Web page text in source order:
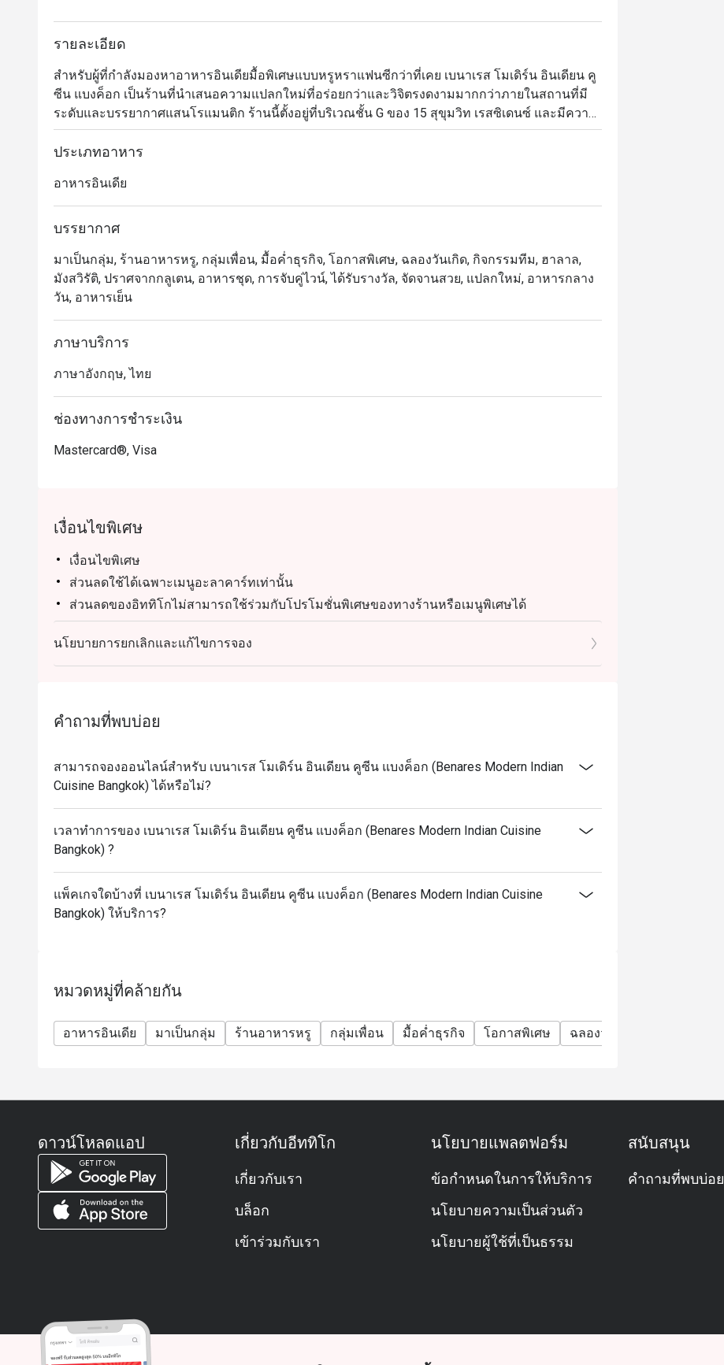
รายละเอียด
สำหรับผู้ที่กำลังมองหาอาหารอินเดียมื้อพิเศษแบบหรูหราแฟนซีกว่าที่เคย เบนาเรส โมเดิร์น อินเดียน คู
ซีน แบงค็อก เป็นร้านที่นำเสนอความแปลกใหม่ที่อร่อยกว่าและวิจิตรงดงามมากกว่าภายในสถานที่มี
ระดับและบรรยากาศแสนโรแมนติก ร้านนี้ตั้งอยู่ที่บริเวณชั้น G ของ 15 สุขุมวิท เรสซิเดนซ์ และมีความ
เชี่ยวชาญในอาหารอินเดียสมัยใหม่มาก โดยได้รับเรตติ้งระดับห้าดาวจากลูกค้าที่เคยไปทาน ทั้งในเรื่อง
อาหาร บรรยากาศ และการบริการ
เมนูของเบเนเรสนั้นได้รับแรงบันดาลใจมาจากวิธีการปรุงแบบอาหารโมเลกุล ซึ่งประยุกต์หลักการทาง
วิทยาศาสตร์ เคมีและฟิสิกส์มาใช้ประกอบการทำอาหารเพื่อสร้างรูปแบบที่ตื่นตาและแปลกใหม่ แต่ถึง
กระนั้นก็ยังสามารถพาคุณย้อนเวลากลับไปสัมผัสกับกลิ่นอายของอาหารอินเดียดั้งเดิมจากยุคก่อนหน้า
ประหลาดใจจนสามารถสัมผัสได้ชัดเจนตั้งแต่คำแรก นอกจากนี้อาหารของเบนาเรสยังประดับจัดจาน
ประเภทอาหาร
อาหารอินเดีย
บรรยากาศ
มาเป็นกลุ่ม, ร้านอาหารหรู, กลุ่มเพื่อน, มื้อค่ำธุรกิจ, โอกาสพิเศษ, ฉลองวันเกิด, กิจกรรมทีม, ฮาลาล,
มังสวิรัติ, ปราศจากกลูเตน, อาหารชุด, การจับคู่ไวน์, ได้รับรางวัล, จัดจานสวย, แปลกใหม่, อาหารกลาง
วัน, อาหารเย็น
ภาษาบริการ
ภาษาอังกฤษ, ไทย
ช่องทางการชำระเงิน
Mastercard®, Visa
เงื่อนไขพิเศษ
เงื่อนไขพิเศษ
ส่วนลดใช้ได้เฉพาะเมนูอะลาคาร์ทเท่านั้น
ส่วนลดของอิททิโกไม่สามารถใช้ร่วมกับโปรโมชั่นพิเศษของทางร้านหรือเมนูพิเศษได้
เมนู Treasure of Benares ไม่สามารถใช้ร่วมกับส่วนลดอิททิโกได้เนื่องจากเป็นเมนูพิเศษและต้องโท
รพรีออเดอร์ก่อนเท่านั้น
นโยบายการยกเลิกและแก้ไขการจอง
คำถามที่พบบ่อย
สามารถจองออนไลน์สำหรับ เบนาเรส โมเดิร์น อินเดียน คูซีน แบงค็อก (Benares Modern Indian
Cuisine Bangkok) ได้หรือไม่?
เวลาทำการของ เบนาเรส โมเดิร์น อินเดียน คูซีน แบงค็อก (Benares Modern Indian Cuisine
Bangkok) ?
แพ็คเกจใดบ้างที่ เบนาเรส โมเดิร์น อินเดียน คูซีน แบงค็อก (Benares Modern Indian Cuisine
Bangkok) ให้บริการ?
หมวดหมู่ที่คล้ายกัน
อาหารอินเดีย มาเป็นกลุ่ม ร้านอาหารหรู กลุ่มเพื่อน มื้อค่ำธุรกิจ โอกาสพิเศษ ฉลองวันเกิด
ดาวน์โหลดแอป เกี่ยวกับอีททิโก
เกี่ยวกับเรา
บล็อก
เข้าร่วมกับเรา
นโยบายแพลตฟอร์ม
ข้อกำหนดในการให้บริการ
นโยบายความเป็นส่วนตัว
นโยบายผู้ใช้ที่เป็นธรรม
สนับสนุน
คำถามที่พบบ่อย